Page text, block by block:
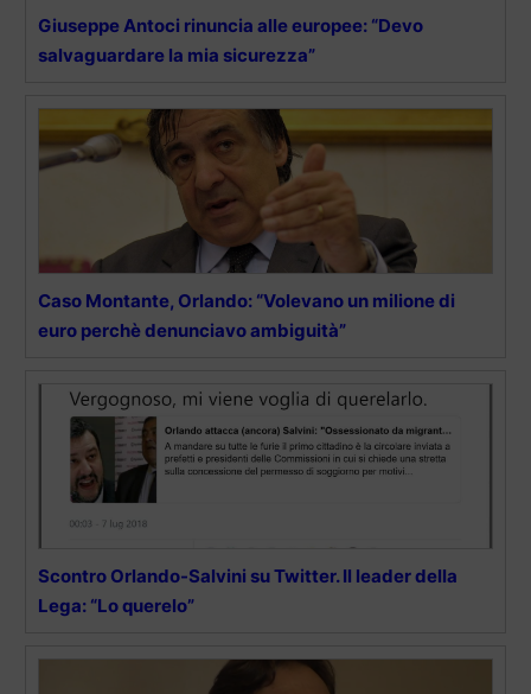
Giuseppe Antoci rinuncia alle europee: “Devo
salvaguardare la mia sicurezza”
Caso Montante, Orlando: “Volevano un milione di
euro perchè denunciavo ambiguità”
Scontro Orlando-Salvini su Twitter. Il leader della
Lega: “Lo querelo”